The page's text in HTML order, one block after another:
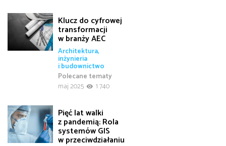
Klucz do cyfrowej
transformacji
w branży AEC
Architektura,
inżynieria
i budownictwo
Polecane tematy
maj 2025
1 740
Pięć lat walki
z pandemią: Rola
systemów GIS
w przeciwdziałaniu